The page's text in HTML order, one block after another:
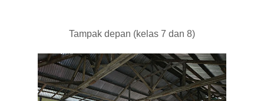
Tampak depan (kelas 7 dan 8)